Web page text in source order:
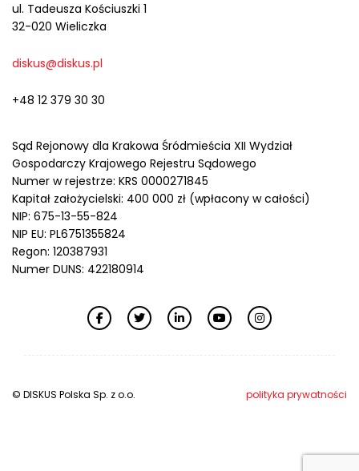
ul. Tadeusza Kościuszki 1
32-020 Wieliczka
diskus@diskus.pl
+48 12 379 30 30
Sąd Rejonowy dla Krakowa Śródmieścia XII Wydział
Gospodarczy Krajowego Rejestru Sądowego
Numer w rejestrze: KRS 0000271845
Kapitał założycielski: 400 000 zł (wpłacony w całości)
NIP: 675-13-55-824
NIP EU: PL6751355824
Regon: 120387931
Numer DUNS: 422180914
© DISKUS Polska Sp. z o.o. polityka prywatności